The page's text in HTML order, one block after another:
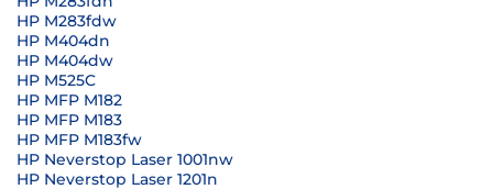
HP M283fdw
HP M404dn
HP M404dw
HP M525C
HP MFP M182
HP MFP M183
HP MFP M183fw
HP Neverstop Laser 1001nw
HP Neverstop Laser 1201n